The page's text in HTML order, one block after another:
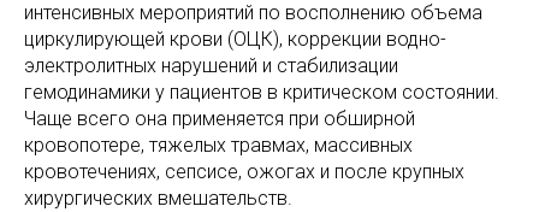
интенсивных мероприятий по восполнению объема
циркулирующей крови (ОЦК), коррекции водно-
электролитных нарушений и стабилизации
гемодинамики у пациентов в критическом состоянии.
Чаще всего она применяется при обширной
кровопотере, тяжелых травмах, массивных
кровотечениях, сепсисе, ожогах и после крупных
хирургических вмешательств.